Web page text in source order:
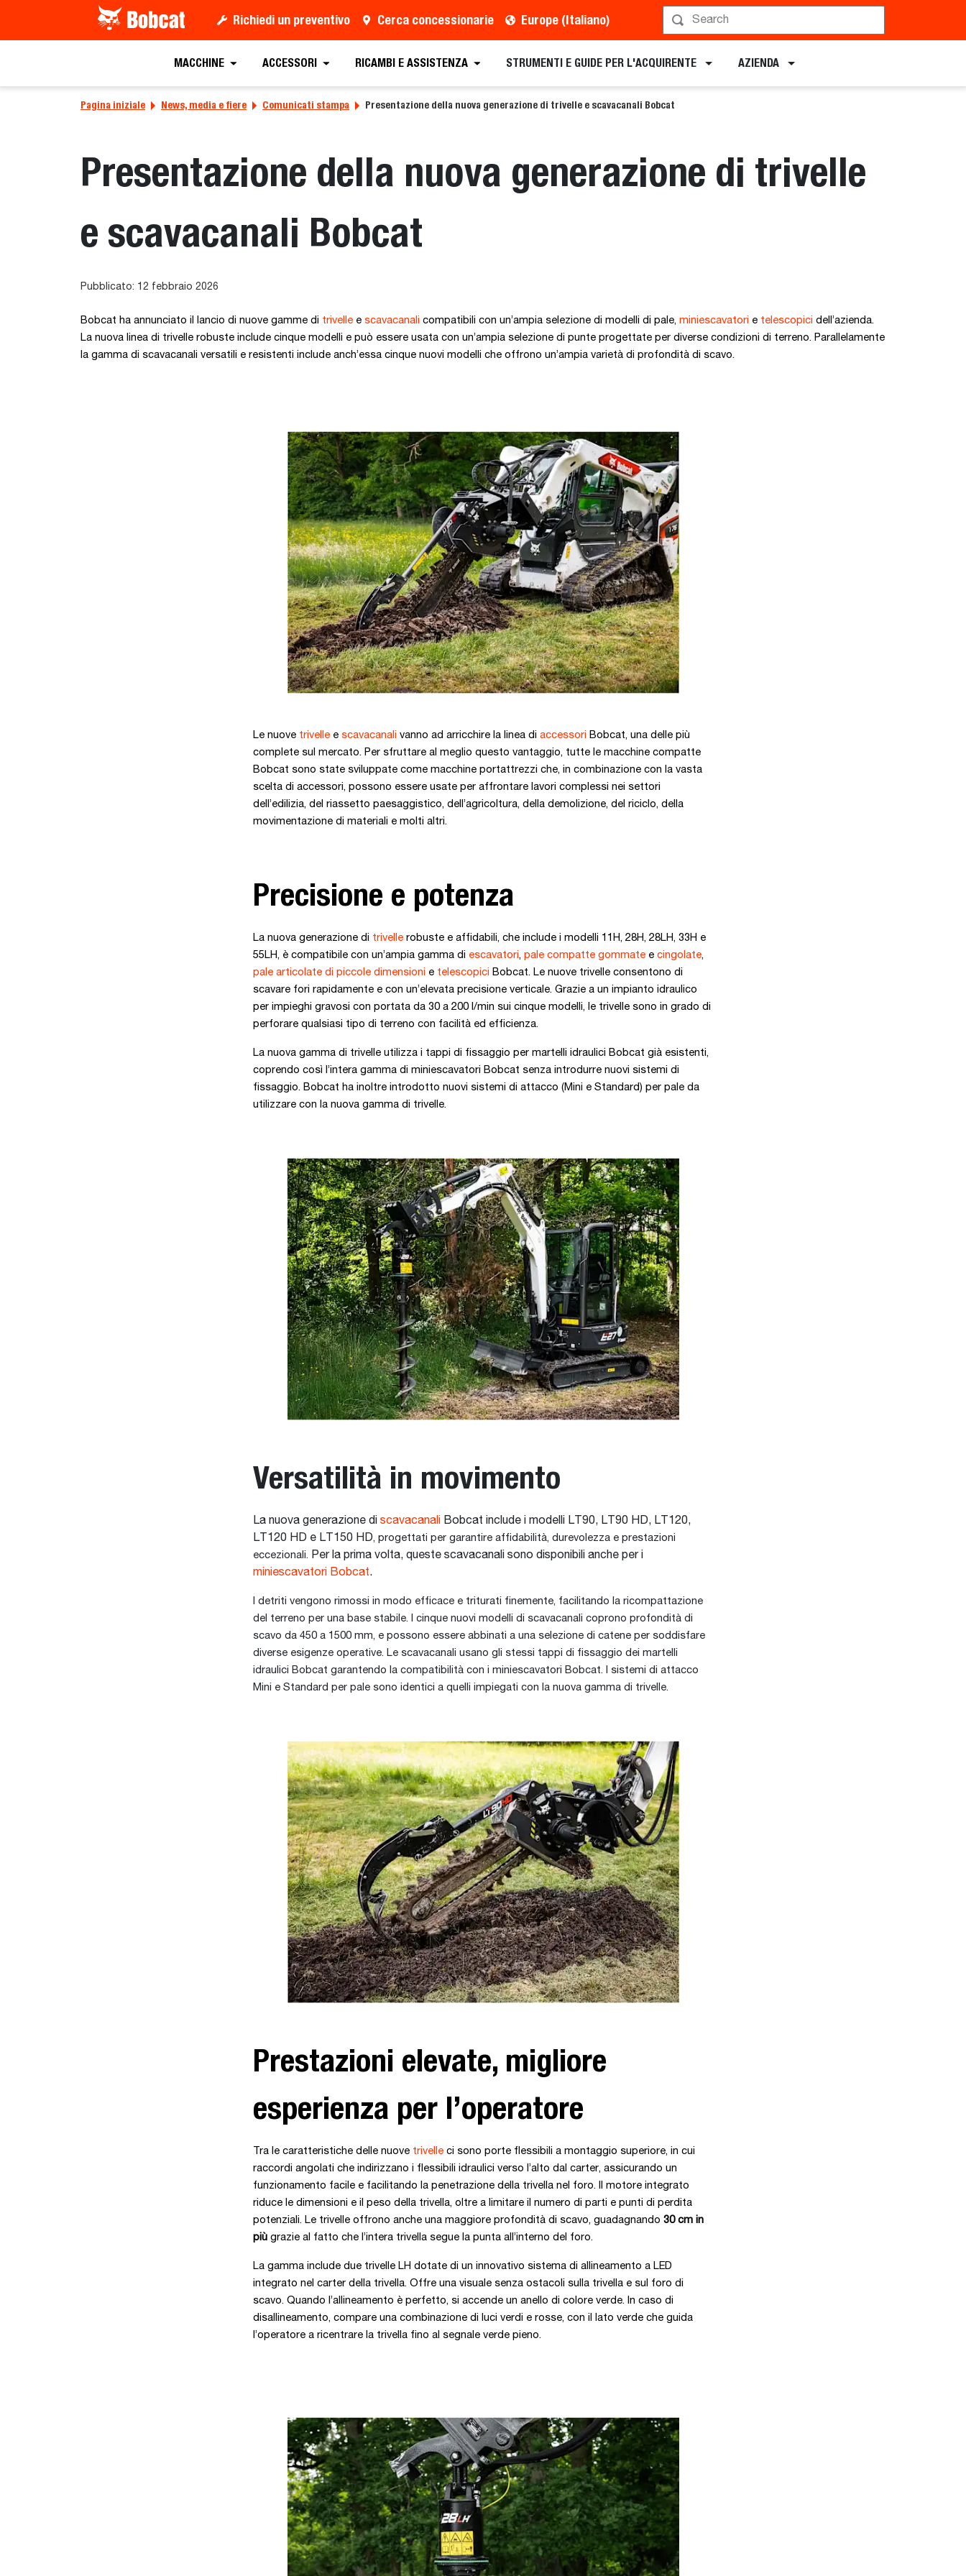
Richiedi un preventivo Cerca concessionarie Europe (Italiano)
MACCHINE ACCESSORI RICAMBI E ASSISTENZA STRUMENTI E GUIDE PER L'ACQUIRENTE AZIENDA
Pagina iniziale News, media e fiere Comunicati stampa Presentazione della nuova generazione di trivelle e scavacanali Bobcat
Presentazione della nuova generazione di trivelle
e scavacanali Bobcat
Pubblicato: 12 febbraio 2026
Bobcat ha annunciato il lancio di nuove gamme di trivelle e scavacanali compatibili con un’ampia selezione di modelli di pale, miniescavatori e telescopici dell’azienda.
La nuova linea di trivelle robuste include cinque modelli e può essere usata con un’ampia selezione di punte progettate per diverse condizioni di terreno. Parallelamente
la gamma di scavacanali versatili e resistenti include anch’essa cinque nuovi modelli che offrono un’ampia varietà di profondità di scavo.
Le nuove trivellee scavacanali vanno ad arricchire la linea di accessori Bobcat, una delle più
complete sul mercato. Per sfruttare al meglio questo vantaggio, tutte le macchine compatte
Bobcat sono state sviluppate come macchine portattrezzi che, in combinazione con la vasta
scelta di accessori, possono essere usate per affrontare lavori complessi nei settori
dell’edilizia, del riassetto paesaggistico, dell’agricoltura, della demolizione, del riciclo, della
movimentazione di materiali e molti altri.
Precisione e potenza
La nuova generazione di trivellerobuste e affidabili, che include i modelli 11H, 28H, 28LH, 33H e
55LH, è compatibile con un’ampia gamma di escavatori, pale compatte gommatee cingolate,
pale articolate di piccole dimensioni e telescopici Bobcat. Le nuove trivelle consentono di
scavare fori rapidamente e con un’elevata precisione verticale. Grazie a un impianto idraulico
per impieghi gravosi con portata da 30 a 200 l/min sui cinque modelli, le trivelle sono in grado di
perforare qualsiasi tipo di terreno con facilità ed efficienza.
La nuova gamma di trivelle utilizza i tappi di fissaggio per martelli idraulici Bobcat già esistenti,
coprendo così l’intera gamma di miniescavatori Bobcat senza introdurre nuovi sistemi di
fissaggio. Bobcat ha inoltre introdotto nuovi sistemi di attacco (Mini e Standard) per pale da
utilizzare con la nuova gamma di trivelle.
Versatilità in movimento
La nuova generazione di scavacanaliBobcat include i modelli LT90, LT90 HD, LT120,
LT120 HD e LT150 HD, progettati per garantire affidabilità, durevolezza e prestazioni
eccezionali. Per la prima volta, queste scavacanali sono disponibili anche per i
miniescavatori Bobcat.
I detriti vengono rimossi in modo efficace e triturati finemente, facilitando la ricompattazione
del terreno per una base stabile. I cinque nuovi modelli di scavacanali coprono profondità di
scavo da 450 a 1500 mm, e possono essere abbinati a una selezione di catene per soddisfare
diverse esigenze operative. Le scavacanali usano gli stessi tappi di fissaggio dei martelli
idraulici Bobcat garantendo la compatibilità con i miniescavatori Bobcat. I sistemi di attacco
Mini e Standard per pale sono identici a quelli impiegati con la nuova gamma di trivelle.
Prestazioni elevate, migliore
esperienza per l’operatore
Tra le caratteristiche delle nuove trivelleci sono porte flessibili a montaggio superiore, in cui
raccordi angolati che indirizzano i flessibili idraulici verso l’alto dal carter, assicurando un
funzionamento facile e facilitando la penetrazione della trivella nel foro. Il motore integrato
riduce le dimensioni e il peso della trivella, oltre a limitare il numero di parti e punti di perdita
potenziali. Le trivelle offrono anche una maggiore profondità di scavo, guadagnando 30 cm in
piùgrazie al fatto che l’intera trivella segue la punta all’interno del foro.
La gamma include due trivelle LH dotate di un innovativo sistema di allineamento a LED
integrato nel carter della trivella. Offre una visuale senza ostacoli sulla trivella e sul foro di
scavo. Quando l’allineamento è perfetto, si accende un anello di colore verde. In caso di
disallineamento, compare una combinazione di luci verdi e rosse, con il lato verde che guida
l’operatore a ricentrare la trivella fino al segnale verde pieno.